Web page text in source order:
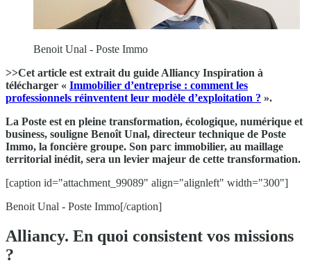
Benoit Unal - Poste Immo
>>Cet article est extrait du guide Alliancy Inspiration à
télécharger « Immobilier d’entreprise : comment les
professionnels réinventent leur modèle d’exploitation ? ».
La Poste est en pleine transformation, écologique, numérique et
business, souligne Benoît Unal, directeur technique de Poste
Immo, la foncière groupe. Son parc immobilier, au maillage
territorial inédit, sera un levier majeur de cette transformation.
[caption id="attachment_99089" align="alignleft" width="300"]
Benoit Unal - Poste Immo[/caption]
Alliancy. En quoi consistent vos missions
?